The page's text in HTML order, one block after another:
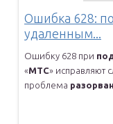
Ошибка 628:
удаленным...
Ошибку 628 при
«МТС» исправляют
проблема